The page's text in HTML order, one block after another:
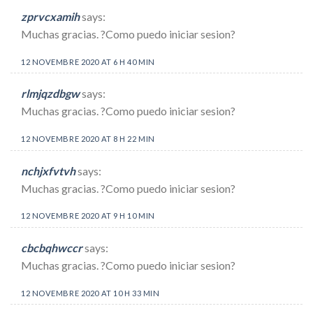
zprvcxamihsays:
Muchas gracias. ?Como puedo iniciar sesion?
12 NOVEMBRE 2020 AT 6 H 40 MIN
rlmjqzdbgwsays:
Muchas gracias. ?Como puedo iniciar sesion?
12 NOVEMBRE 2020 AT 8 H 22 MIN
nchjxfvtvhsays:
Muchas gracias. ?Como puedo iniciar sesion?
12 NOVEMBRE 2020 AT 9 H 10 MIN
cbcbqhwccrsays:
Muchas gracias. ?Como puedo iniciar sesion?
12 NOVEMBRE 2020 AT 10 H 33 MIN